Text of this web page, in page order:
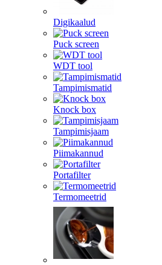
Digikaalud
Puck screen
WDT tool
Tampimismatid
Knock box
Tampimisjaam
Piimakannud
Portafilter
Termomeetrid